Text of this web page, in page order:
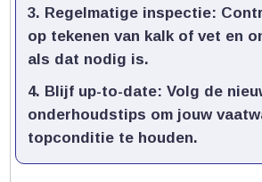
Regelmatige inspectie:
op tekenen van kalk of vet en
als dat nodig is.​
Blijf up-to-date: Volg de
onderhoudstips om jouw
topconditie te houden.​